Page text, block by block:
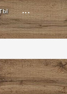
...